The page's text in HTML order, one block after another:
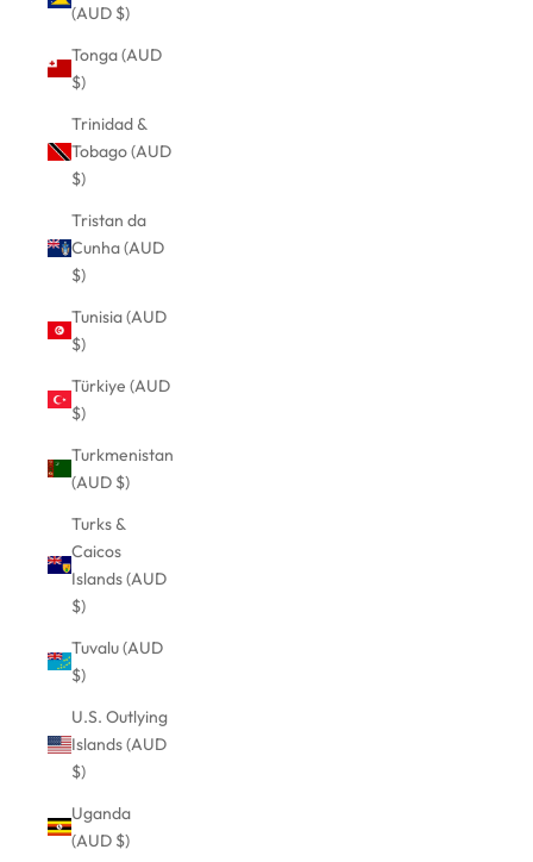
(AUD $)
Tonga (AUD
$)
Trinidad &
Tobago (AUD
$)
Tristan da
Cunha (AUD
$)
Tunisia (AUD
$)
Türkiye (AUD
$)
Turkmenistan
(AUD $)
Turks &
Caicos
Islands (AUD
$)
Tuvalu (AUD
$)
U.S. Outlying
Islands (AUD
$)
Uganda
(AUD $)